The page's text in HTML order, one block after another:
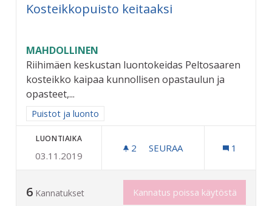
Kosteikkopuisto keitaaksi
MAHDOLLINEN
Riihimäen keskustan luontokeidas Peltosaaren
kosteikko kaipaa kunnollisen opastaulun ja
opasteet,...
Rajaa tulokset aihepiirin mukaan: Puistot ja luonto
Puistot ja luonto
LUONTIAIKA
03.11.2019
2 2 SEURAAJAA
SEURAA 1
6 Kannatukset Kannatus poissa käytöstä